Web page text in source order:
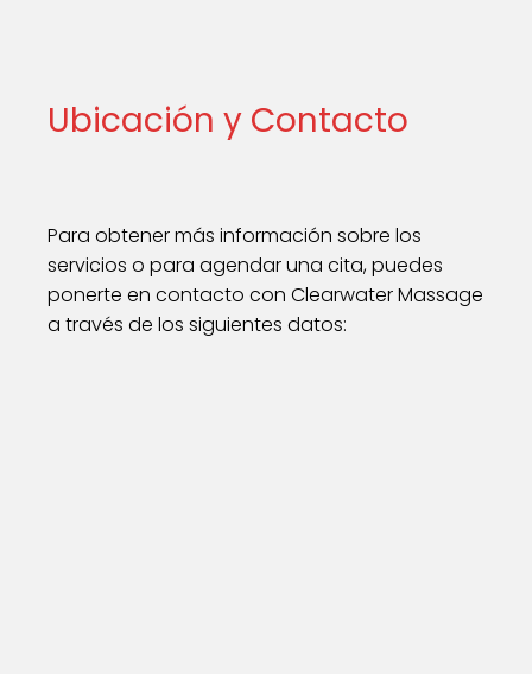
Ubicación y Contacto
Para obtener más información sobre los
servicios o para agendar una cita, puedes
ponerte en contacto con Clearwater Massage
a través de los siguientes datos: